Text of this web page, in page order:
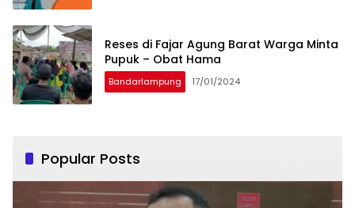
Reses di Fajar Agung Barat Warga Minta
Pupuk – Obat Hama
Bandarlampung 17/01/2024
Popular Posts